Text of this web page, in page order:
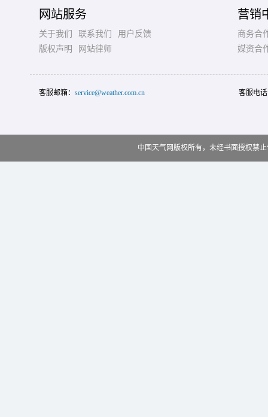
网站服务
关于我们 联系我们
用户反馈
版权声明
网站律师
营销
商务合
媒资合
客服邮箱： service@weather.com.cn 客服电
中国天气网版权所有，未经书面授权